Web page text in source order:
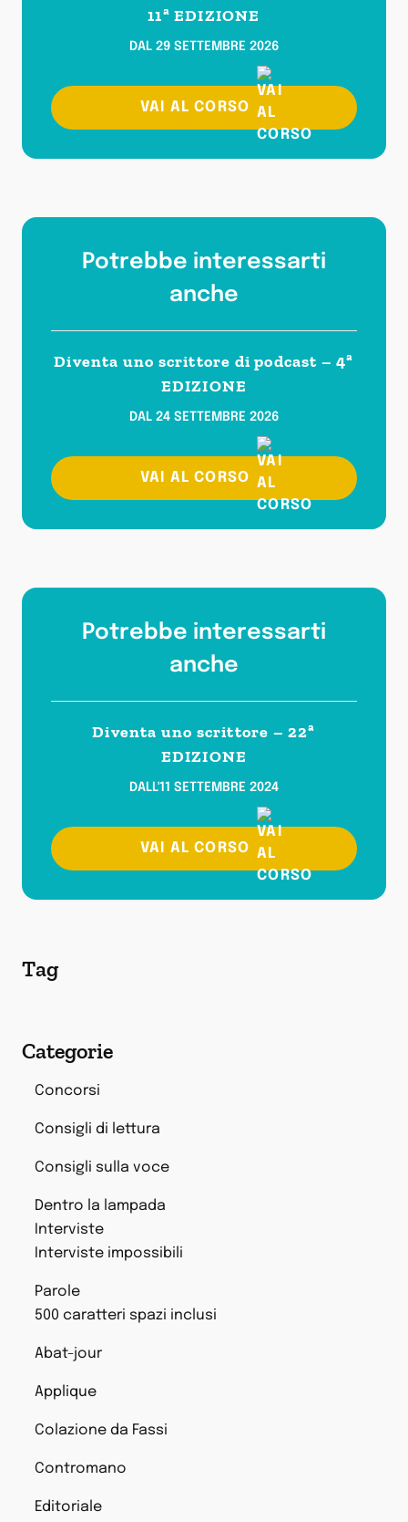
11ª EDIZIONE
DAL 29 SETTEMBRE 2026
VAI AL CORSO
Potrebbe interessarti
anche
Diventa uno scrittore di podcast – 4ª
EDIZIONE
DAL 24 SETTEMBRE 2026
VAI AL CORSO
Potrebbe interessarti
anche
Diventa uno scrittore – 22ª
EDIZIONE
DALL'11 SETTEMBRE 2024
VAI AL CORSO
Tag
Categorie
Concorsi
Consigli di lettura
Consigli sulla voce
Dentro la lampada
Interviste
Interviste impossibili
Parole
500 caratteri spazi inclusi
Abat-jour
Applique
Colazione da Fassi
Contromano
Editoriale